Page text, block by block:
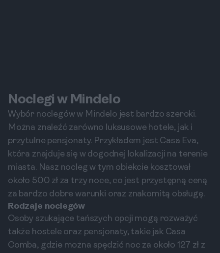
Noclegi w Mindelo
Wybór noclegów w Mindelo jest bardzo szeroki.
Można znaleźć zarówno luksusowe hotele, jak i
przytulne pensjonaty. Przykładem jest Casa Eva,
która znajduje się w dogodnej lokalizacji na terenie
miasta. Nasz nocleg w tym obiekcie kosztował
około 500 zł za trzy noce, co jest przystępną ceną
za bardzo dobre warunki oraz znakomitą obsługę.
Rodzaje noclegów
Osoby szukające tańszych opcji mogą rozważyć
także hostele oraz pensjonaty, takie jak Casa
Comba, gdzie można spędzić noc za około 127 zł z